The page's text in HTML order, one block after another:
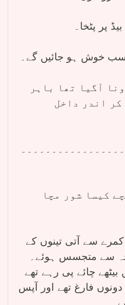
آگیا تھا باہر
اندر داخل
کیسا شور مچا
کمرے سے آتی تینوں کے
سے متجسس ہوئے۔
بیٹھے چائے پی رہے تھے
فارغ تھے اور آپس